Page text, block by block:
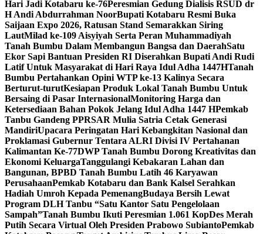
Hari Jadi Kotabaru ke-76Peresmian Gedung Dialisis RSUD dr
H Andi Abdurrahman NoorBupati Kotabaru Resmi Buka
Saijaan Expo 2026, Ratusan Stand Semarakkan Siring
LautMilad ke-109 Aisyiyah Serta Peran Muhammadiyah
Tanah Bumbu Dalam Membangun Bangsa dan DaerahSatu
Ekor Sapi Bantuan Presiden RI Diserahkan Bupati Andi Rudi
Latif Untuk Masyarakat di Hari Raya Idul Adha 1447HTanah
Bumbu Pertahankan Opini WTP ke-13 Kalinya Secara
Berturut-turutKesiapan Produk Lokal Tanah Bumbu Untuk
Bersaing di Pasar InternasionalMonitoring Harga dan
Ketersediaan Bahan Pokok Jelang Idul Adha 1447 HPemkab
Tanbu Gandeng PPRSAR Mulia Satria Cetak Generasi
MandiriUpacara Peringatan Hari Kebangkitan Nasional dan
Proklamasi Gubernur Tentara ALRI Divisi IV Pertahanan
Kalimantan Ke-77DWP Tanah Bumbu Dorong Kreativitas dan
Ekonomi KeluargaTanggulangi Kebakaran Lahan dan
Bangunan, BPBD Tanah Bumbu Latih 46 Karyawan
PerusahaanPemkab Kotabaru dan Bank Kalsel Serahkan
Hadiah Umroh Kepada PemenangBudaya Bersih Lewat
Program DLH Tanbu “Satu Kantor Satu Pengelolaan
Sampah”Tanah Bumbu Ikuti Peresmian 1.061 KopDes Merah
Putih Secara Virtual Oleh Presiden Prabowo SubiantoPemkab